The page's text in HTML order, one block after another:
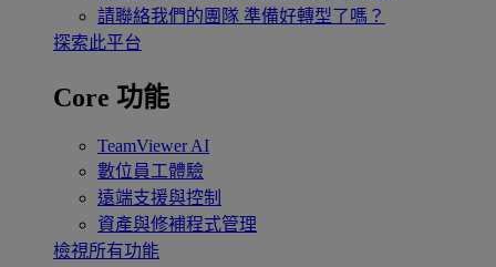
請聯絡我們的團隊 準備好轉型了嗎？
探索此平台
Core 功能
TeamViewer AI
數位員工體驗
遠端支援與控制
資產與修補程式管理
檢視所有功能